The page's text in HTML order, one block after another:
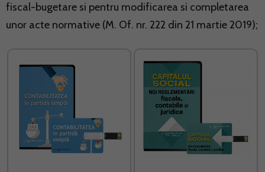
fiscal-bugetare si pentru modificarea si completarea
unor acte normative (M. Of. nr. 222 din 21 martie 2019);